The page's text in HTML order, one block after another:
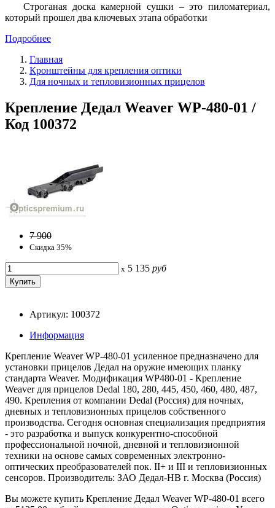
Строганая доска камерной сушки – это пиломатериал,
который прошел два ключевых этапа обработки
Подробнее
Главная
Кронштейны для крепления оптики
Для ночных и тепловизионных прицелов
Крепление Дедал Weaver WP-480-01 /
Код 100372
7 900
Скидка 35%
x 5 135 руб
Артикул: 100372
Информация
Крепление Weaver WP-480-01 усиленное предназначено для
установки прицелов Дедал на оружие имеющих планку
стандарта Weaver. Модификация WP480-01 - Крепление
Weaver для прицелов Dedal 180, 280, 445, 450, 460, 480, 487,
490. Крепления от компании Dedal (Россия) для ночных,
дневных и тепловизионных прицелов собственного
производства. Сегодня основная специализация предприятия
- это разработка и выпуск конкурентно-способной
профессиональной ночной, дневной и тепловизионной
техники на основе самых современных электронно-
оптических преобразователей пок. II+ и III и тепловизионных
сенсоров. Производитель: ЗАО Дедал-НВ г. Москва (Россия)
Вы можете купить Крепление Дедал Weaver WP-480-01 всего